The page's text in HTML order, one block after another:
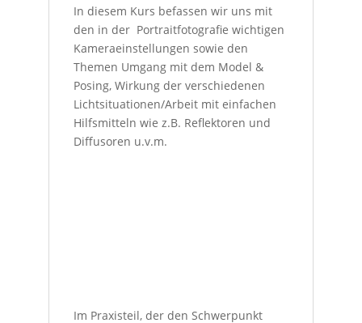
In diesem Kurs befassen wir uns mit
den in der Portraitfotografie wichtigen
Kameraeinstellungen sowie den
Themen Umgang mit dem Model &
Posing, Wirkung der verschiedenen
Lichtsituationen/Arbeit mit einfachen
Hilfsmitteln wie z.B. Reflektoren und
Diffusoren u.v.m.
Im Praxisteil, der den Schwerpunkt